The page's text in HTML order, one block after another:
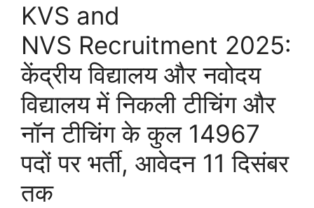
KVS and
NVS Recruitment 2025:
केंद्रीय विद्यालय और नवोदय
विद्यालय में निकली टीचिंग और
नॉन टीचिंग के कुल 14967
पदों पर भर्ती, आवेदन 11 दिसंबर
तक